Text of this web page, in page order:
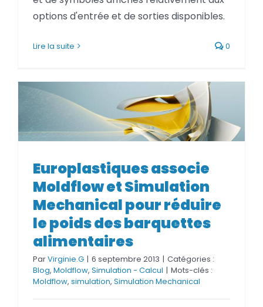
options d'entrée et de sorties disponibles.
Lire la suite 0
Europlastiques associe
Mechanical pour réduire le
poids des barquettes
alimentaires
Europlastiques associe
Moldflow et Simulation
Mechanical pour réduire
le poids des barquettes
alimentaires
ParVirginie.G | 6 septembre 2013 | Catégories :
Blog, Moldflow, Simulation - Calcul | Mots-clés :
Moldflow, simulation, Simulation Mechanical